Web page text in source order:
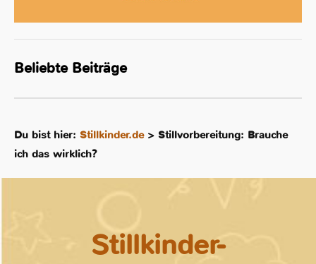
Beliebte Beiträge
Du bist hier: Stillkinder.de> Stillvorbereitung: Brauche
ich das wirklich?
Stillkinder-